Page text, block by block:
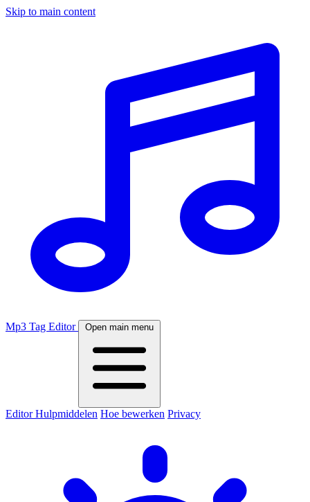
Skip to main content
Mp3 Tag Editor Open main menu
EditorHulpmiddelen Hoe bewerken Privacy